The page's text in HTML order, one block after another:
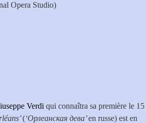
Opera Studio)
Verdi qui connaîtra sa première le 15
(‘Орлеанская дева’en russe) est en